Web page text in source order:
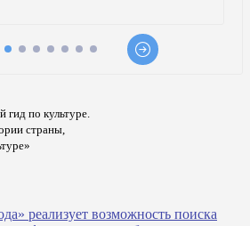
по культуре.
страны,